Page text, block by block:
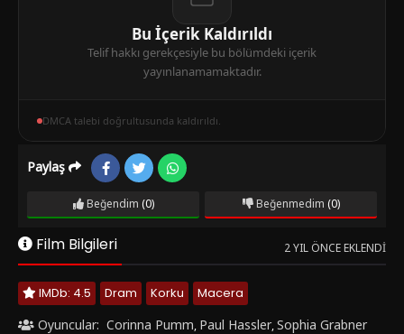
Bu İçerik Kaldırıldı
Telif hakkı gerekçesiyle bu bölümdeki içerik
yayınlanamamaktadır.
DMCA talebi doğrultusunda kaldırıldı.
Paylaş
Beğendim (0) Beğenmedim (0)
Film Bilgileri 2 YIL ÖNCE EKLENDI
IMDb: 4.5 Dram Korku
Macera
Oyuncular: Corinna Pumm, Paul Hassler,Sophia Grabner